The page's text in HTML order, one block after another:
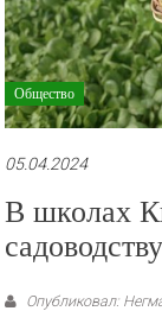
Общество
05.04.2024
В школах
садоводству
Опубликовал: